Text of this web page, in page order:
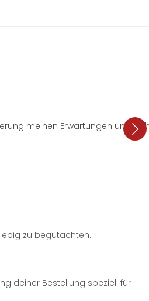
meinen Erwartungen und
zu begutachten.
deiner Bestellung speziell für